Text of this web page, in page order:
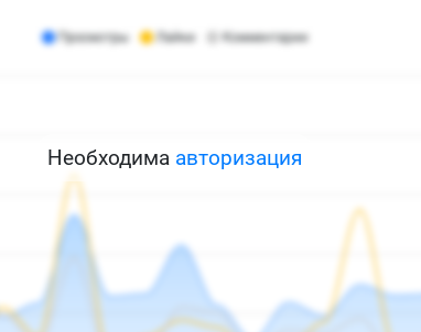
Необходима авторизация